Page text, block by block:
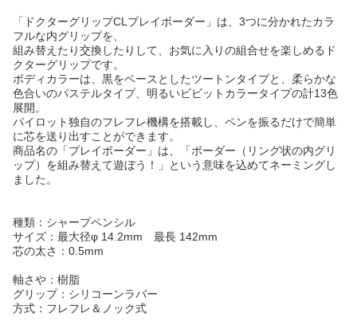
「ドクターグリップCLプレイボーダー」は、3つに分かれたカラ
フルな内グリップを、
組み替えたり交換したりして、お気に入りの組合せを楽しめるド
クターグリップです。
ボディカラーは、黒をベースとしたツートンタイプと、柔らかな
色合いのパステルタイプ、明るいビビットカラータイプの計13色
展開。
パイロット独自のフレフレ機構を搭載し、ペンを振るだけで簡単
に芯を送り出すことができます。
商品名の「プレイボーダー」は、「ボーダー（リング状の内グリ
ップ）を組み替えて遊ぼう！」という意味を込めてネーミングし
ました。
種類：シャープペンシル
サイズ：最大径φ 14.2mm 最長 142mm
芯の太さ：0.5mm
軸さや：樹脂
グリップ：シリコーンラバー
方式：フレフレ＆ノック式